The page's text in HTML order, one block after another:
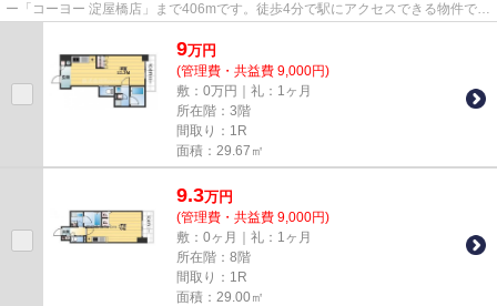
ー「コーヨー 淀屋橋店」まで406mです。徒歩4分で駅にアクセスできる物件で
9万円
(管理費・共益費 9,000円)
敷：0万円｜礼：1ヶ月
所在階：3階
間取り：1R
面積：29.67㎡
9.3万円
(管理費・共益費 9,000円)
敷：0ヶ月｜礼：1ヶ月
所在階：8階
間取り：1R
面積：29.00㎡